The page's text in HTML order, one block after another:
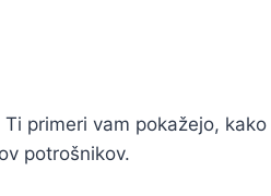
Ti primeri vam pokažejo,
potrošnikov.